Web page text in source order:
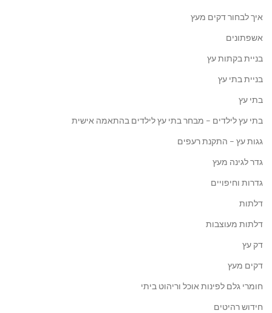
איך לבחור דקים מעץ
אשפתונים
בניית בקתות עץ
בניית בתי עץ
בתי עץ
בתי עץ לילדים – מבחר בתי עץ לילדים בהתאמה אישית
גגות עץ – התקנת רעפים
גדר לגינה מעץ
גדרות וחיפויים
דלתות
דלתות מעוצבות
דק עץ
דקים מעץ
חומרי גלם לפינות אוכל וריהוט ביתי
חידוש רהיטים